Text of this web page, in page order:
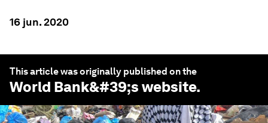
16 jun. 2020
This article was originally published on the
World Bank&#39;s website.